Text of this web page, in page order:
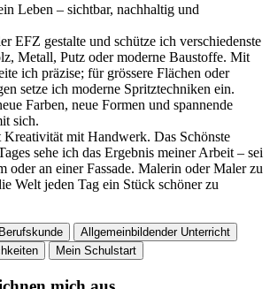
Leben – sichtbar, nachhaltig und
EFZ gestalte und schütze ich verschiedenste
Metall, Putz oder moderne Baustoffe. Mit
ich präzise; für grössere Flächen oder
setze ich moderne Spritztechniken ein.
Farben, neue Formen und spannende
sich.
mit Handwerk. Das Schönste
sehe ich das Ergebnis meiner Arbeit – sei
oder an einer Fassade. Malerin oder Maler zu
Welt jeden Tag ein Stück schöner zu
Berufskunde
Allgemeinbildender Unterricht
Mein Schulstart